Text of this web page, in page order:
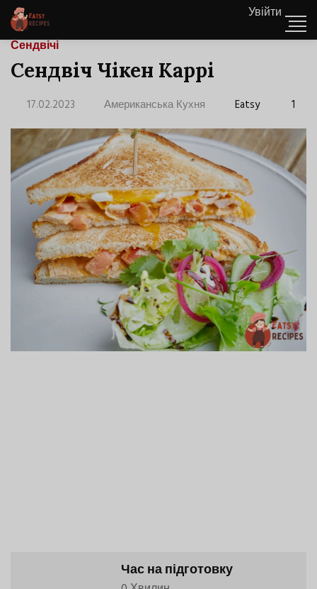
Увійти
Сендвічі
Сендвіч Чікен Каррі
17.02.2023 Американська Кухня Eatsy 1
Час на підготовку